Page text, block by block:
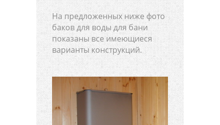
На предложенных ниже фото
баков для воды для бани
показаны все имеющиеся
варианты конструкций.